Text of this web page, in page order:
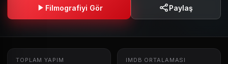
Filmografiyi Gör Paylaş
TOPLAM YAPIM IMDB ORTALAMASI